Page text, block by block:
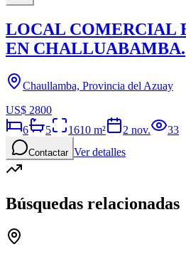
LOCAL COMERCIAL
EN CHALLUABAMBA.
Chaullamba, Provincia del Azuay
US$ 2800
6
5 1610 m² 2 nov. 33
Contactar Ver detalles
Búsquedas relacionadas